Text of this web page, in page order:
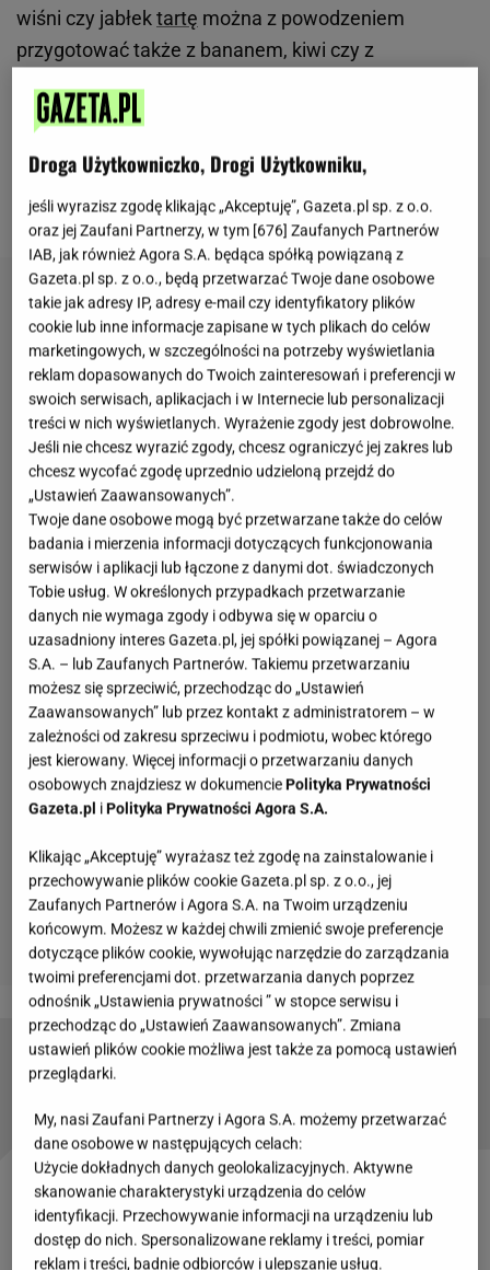
wiśni czy jabłektartę można z powodzeniem
przygotować także z bananem, kiwi czy z
owocami plus pyszne dodatki skutecznie poprawią
prezentujemy prawdziwą klasykę gatunku.
truskawkowa nie ma sobie równych.
Tarta z jabłkami. Sposób na prosty i pyszny
deser
Tarta z truskawkami i mascarpone - przepis
Serekmascarpone to fantastyczna baza do
Droga Użytkowniczko, Drogi Użytkowniku,
jeśli wyrazisz zgodę klikając „Akceptuję”, Gazeta.pl sp. z o.o.
oraz jej Zaufani Partnerzy, w tym [676] Zaufanych Partnerów
IAB, jak również Agora S.A. będąca spółką powiązaną z
Gazeta.pl sp. z o.o., będą przetwarzać Twoje dane osobowe
takie jak adresy IP, adresy e-mail czy identyfikatory plików
cookie lub inne informacje zapisane w tych plikach do celów
marketingowych, w szczególności na potrzeby wyświetlania
reklam dopasowanych do Twoich zainteresowań i preferencji w
swoich serwisach, aplikacjach i w Internecie lub personalizacji
treści w nich wyświetlanych. Wyrażenie zgody jest dobrowolne.
Jeśli nie chcesz wyrazić zgody, chcesz ograniczyć jej zakres lub
chcesz wycofać zgodę uprzednio udzieloną przejdź do
„Ustawień Zaawansowanych”.
Twoje dane osobowe mogą być przetwarzane także do celów
badania i mierzenia informacji dotyczących funkcjonowania
serwisów i aplikacji lub łączone z danymi dot. świadczonych
Tobie usług. W określonych przypadkach przetwarzanie
danych nie wymaga zgody i odbywa się w oparciu o
uzasadniony interes Gazeta.pl, jej spółki powiązanej – Agora
S.A. – lub Zaufanych Partnerów. Takiemu przetwarzaniu
możesz się sprzeciwić, przechodząc do „Ustawień
Zaawansowanych” lub przez kontakt z administratorem – w
zależności od zakresu sprzeciwu i podmiotu, wobec którego
jest kierowany. Więcej informacji o przetwarzaniu danych
osobowych znajdziesz w dokumencie Polityka Prywatności
Gazeta.pl i Polityka Prywatności Agora S.A.
Klikając „Akceptuję” wyrażasz też zgodę na zainstalowanie i
przechowywanie plików cookie Gazeta.pl sp. z o.o., jej
Zaufanych Partnerów i Agora S.A. na Twoim urządzeniu
końcowym. Możesz w każdej chwili zmienić swoje preferencje
dotyczące plików cookie, wywołując narzędzie do zarządzania
twoimi preferencjami dot. przetwarzania danych poprzez
odnośnik „Ustawienia prywatności ” w stopce serwisu i
przechodząc do „Ustawień Zaawansowanych”. Zmiana
ustawień plików cookie możliwa jest także za pomocą ustawień
przeglądarki.
My, nasi Zaufani Partnerzy i Agora S.A. możemy przetwarzać
dane osobowe w następujących celach:
Użycie dokładnych danych geolokalizacyjnych. Aktywne
skanowanie charakterystyki urządzenia do celów
identyfikacji. Przechowywanie informacji na urządzeniu lub
dostęp do nich. Spersonalizowane reklamy i treści, pomiar
reklam i treści, badnie odbiorców i ulepszanie usług.